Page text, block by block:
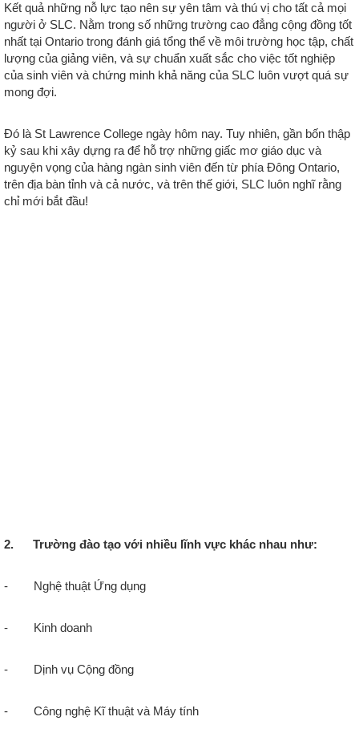
Kết quả những nỗ lực tạo nên sự yên tâm và thú vị cho tất cả mọi
người ở SLC. Nằm trong số những trường cao đẳng cộng đồng tốt
nhất tại Ontario trong đánh giá tổng thể về môi trường học tập, chất
lượng của giảng viên, và sự chuẩn xuất sắc cho việc tốt nghiệp
của sinh viên và chứng minh khả năng của SLC luôn vượt quá sự
mong đợi.
Đó là St Lawrence College ngày hôm nay. Tuy nhiên, gần bốn thập
kỷ sau khi xây dựng ra để hỗ trợ những giấc mơ giáo dục và
nguyện vọng của hàng ngàn sinh viên đến từ phía Đông Ontario,
trên địa bàn tỉnh và cả nước, và trên thế giới, SLC luôn nghĩ rằng
chỉ mới bắt đầu!
2. Trường đào tạo với nhiều lĩnh vực khác nhau như:
- Nghệ thuật Ứng dụng
- Kinh doanh
- Dịnh vụ Cộng đồng
- Công nghệ Kĩ thuật và Máy tính